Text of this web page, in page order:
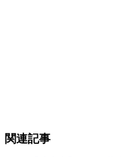
関連記事